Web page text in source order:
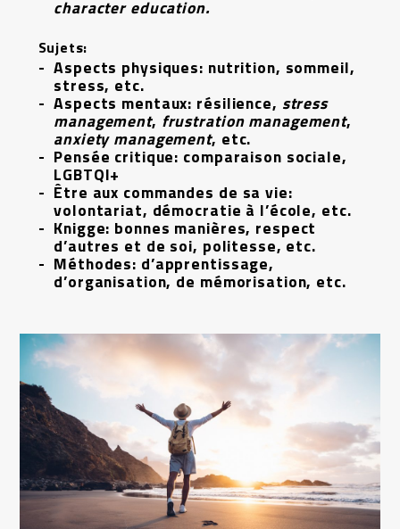
character education.
Sujets:
Aspects physiques: nutrition, sommeil,
stress, etc.
Aspects mentaux: résilience, stress
management, frustration management,
anxiety management, etc.
Pensée critique: comparaison sociale,
LGBTQI+
Être aux commandes de sa vie:
volontariat, démocratie à l’école, etc.
Knigge: bonnes manières, respect
d’autres et de soi, politesse, etc.
Méthodes: d’apprentissage,
d’organisation, de mémorisation, etc.